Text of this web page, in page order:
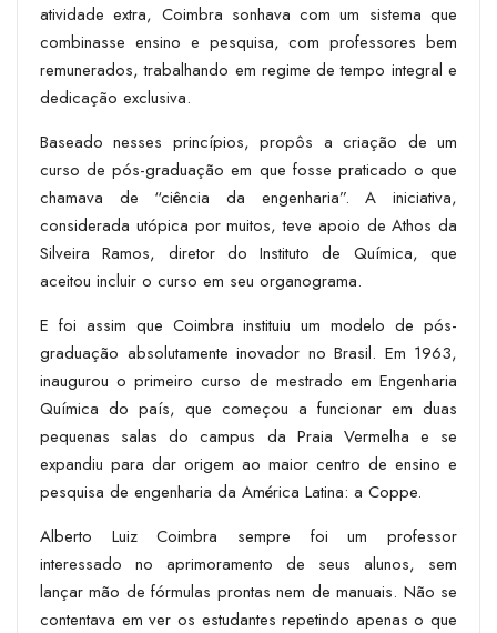
atividade extra, Coimbra sonhava com um sistema que
combinasse ensino e pesquisa, com professores bem
remunerados, trabalhando em regime de tempo integral e
dedicação exclusiva.
Baseado nesses princípios, propôs a criação de um
curso de pós-graduação em que fosse praticado o que
chamava de “ciência da engenharia”. A iniciativa,
considerada utópica por muitos, teve apoio de Athos da
Silveira Ramos, diretor do Instituto de Química, que
aceitou incluir o curso em seu organograma.
E foi assim que Coimbra instituiu um modelo de pós-
graduação absolutamente inovador no Brasil. Em 1963,
inaugurou o primeiro curso de mestrado em Engenharia
Química do país, que começou a funcionar em duas
pequenas salas do campus da Praia Vermelha e se
expandiu para dar origem ao maior centro de ensino e
pesquisa de engenharia da América Latina: a Coppe.
Alberto Luiz Coimbra sempre foi um professor
interessado no aprimoramento de seus alunos, sem
lançar mão de fórmulas prontas nem de manuais. Não se
contentava em ver os estudantes repetindo apenas o que